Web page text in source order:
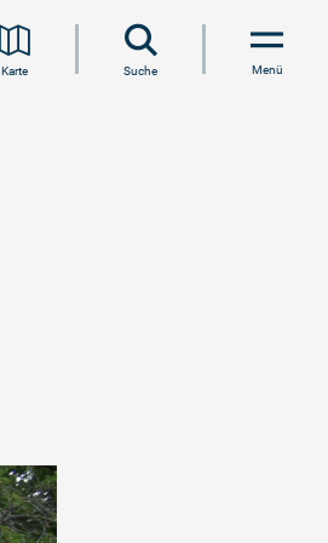
Karte Suche Menü